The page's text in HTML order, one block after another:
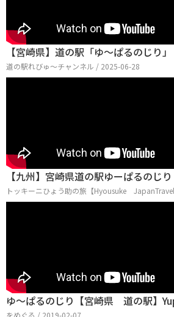
【宮崎県】道の駅「ゆ～ぱるのじり」
道の駅れびゅ〜チャンネル / 2025-06-28
【九州】宮崎県道の駅ゆーぱるのじ
トッキーニひょう助の旅【Hyousuke
ゆ～ぱるのじり【宮崎県 道の駅】